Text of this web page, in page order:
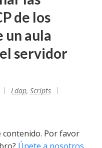
de los
un aula
servidor
Ldap, Scripts
contenido. Por favor